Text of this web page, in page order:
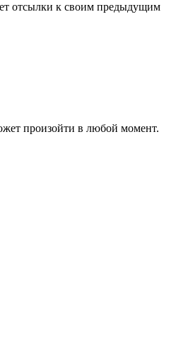
отсылки к своим предыдущим
произойти в любой момент.